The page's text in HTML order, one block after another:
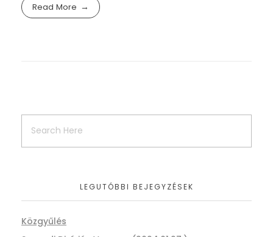
Read More
LEGUTÓBBI BEJEGYZÉSEK
Közgyűlés